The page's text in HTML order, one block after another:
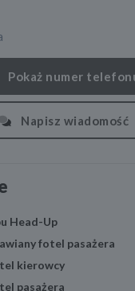
Pokaż numer
Napisz wiadomość
Head-Up
fotel pasażera
kierowcy
pasażera